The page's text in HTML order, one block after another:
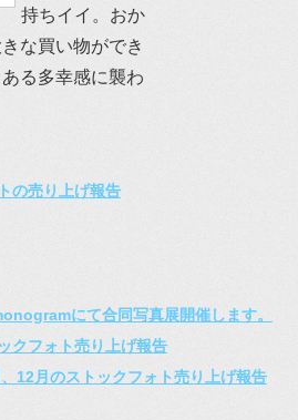
持ちイイ。おか
な買い物ができ
る多幸感に襲わ
の売り上げ報告
にて合同写真展開催します。
クフォト売り上げ報告
12月のストックフォト売り上げ報告